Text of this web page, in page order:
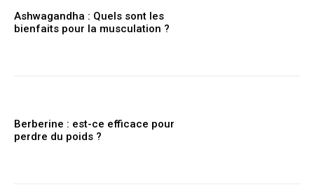
Ashwagandha : Quels sont les
bienfaits pour la musculation ?
Berberine : est-ce efficace pour
perdre du poids ?